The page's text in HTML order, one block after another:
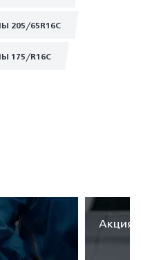
205/65R16C
175/R16C
Акция